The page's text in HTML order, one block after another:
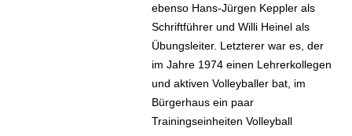
ebenso Hans-Jürgen Keppler als
Schriftführer und Willi Heinel als
Übungsleiter. Letzterer war es, der
im Jahre 1974 einen Lehrerkollegen
und aktiven Volleyballer bat, im
Bürgerhaus ein paar
Trainingseinheiten Volleyball